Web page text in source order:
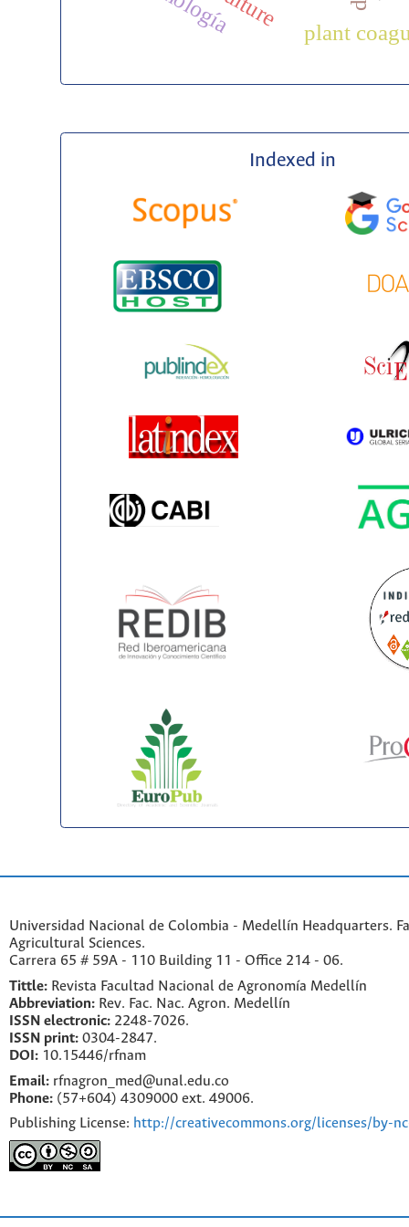
plant
Indexed in
Universidad Nacional de Colombia - Medellín Headquarters.
Agricultural Sciences.
Carrera 65 # 59A - 110 Building 11 - Office 214 - 06.
Tittle: Revista Facultad Nacional de Agronomía Medellín
Abbreviation: Rev. Fac. Nac. Agron. Medellín
ISSN electronic: 2248-7026.
ISSN print: 0304-2847.
DOI: 10.15446/rfnam
Email: rfnagron_med@unal.edu.co
Phone: (57+604) 4309000 ext. 49006.
Publishing License: http://creativecommons.org/licenses/by-